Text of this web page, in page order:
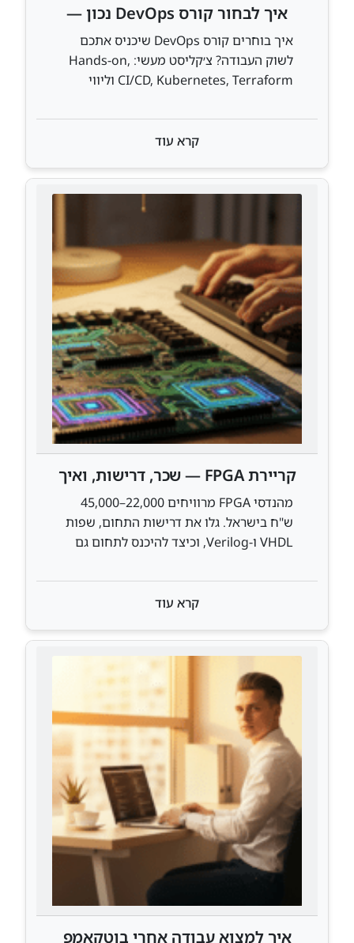
איך לבחור קורס DevOps נכון —
צ׳קליסט מעשיאיך בוחרים קורס DevOps שיכניס אתכם
לשוק העבודה? צ׳קליסט מעשי: Hands-on,
CI/CD, Kubernetes, Terraform וליווי
ההרשמה.
קרא עוד
קריירת FPGA — שכר, דרישות, ואיך
נכנסים לתחום מהנדסי FPGA מרוויחים 22,000–45,000
ש"ח בישראל. גלו את דרישות התחום, שפות
VHDL ו-Verilog, וכיצד להיכנס לתחום גם
קרא עוד
איך למצוא עבודה אחרי בוטקאמפ